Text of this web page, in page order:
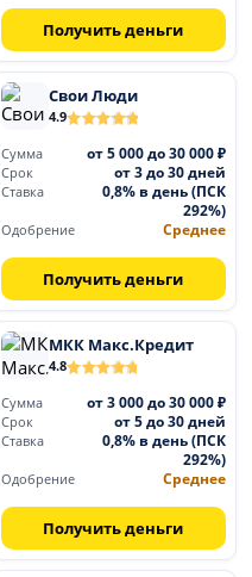
Получить деньги
Свои Люди
4.9
Сумма от 5 000 до 30 000 ₽
Срок от 3 до 30 дней
Ставка
0,8% в день (ПСК
292%)
Одобрение Среднее
Получить деньги
МКК Макс.Кредит
4.8
Сумма от 3 000 до 30 000 ₽
Срок от 5 до 30 дней
Ставка
0,8% в день (ПСК
292%)
Одобрение Среднее
Получить деньги